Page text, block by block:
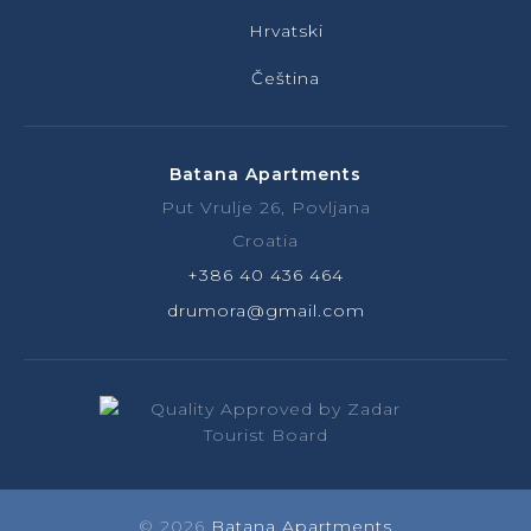
Hrvatski
Čeština
Batana Apartments
Put Vrulje 26, Povljana
Croatia
+386 40 436 464
drumora@gmail.com
© 2026 Batana Apartments